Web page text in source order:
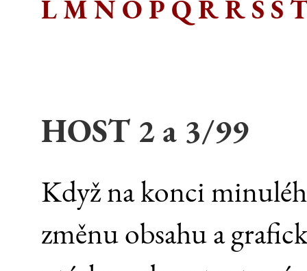
LMNOP QRŘS Š
HOST 2 a 3/99
Když na konci
změnu obsahu a